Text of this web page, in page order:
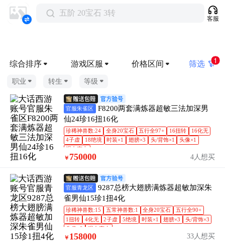
五阶 20宝石 3转
客服
综合排序 游戏区服 价格区间 筛选 1
职业 转生 等级
官服朱雀区
F8200两套满炼器超敏三法加深男
仙24珍16扭16化
珍稀神兽数:24 全身20宝石 五行全97+ 16扭转
16化无
4子虚
18绝境 时装×1 翅膀×3 头/背饰×1
头像×1
强力克土
￥ 750000 4人想买
官服青龙区
9287总榜大翅膀满炼器超敏加深朱
雀男仙15珍1扭4化
珍稀神兽数:15 五常神兽数:1 全身20宝石
五行全90+
1扭转
4化无 2子虚 5绝境 时装×1 翅膀×3
头/背饰×3
头像×3
强力克水
￥ 158000 33人想买